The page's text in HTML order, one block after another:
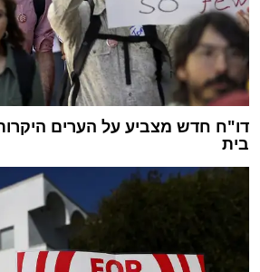
דו"ח חדש מצביע על הערים
בית